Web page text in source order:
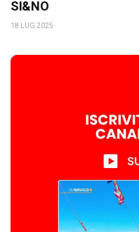
SI&NO
18 LUG 2025